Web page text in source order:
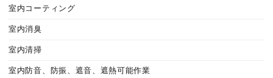
室内コーティング
室内消臭
室内清掃
室内防音、防振、遮音、遮熱可能作業